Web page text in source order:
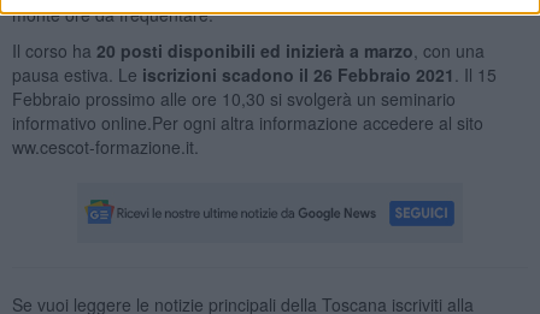
monte ore da frequentare.
Il corso ha 20 posti disponibili ed inizierà a marzo , con una
pausa estiva. Le iscrizioni scadono il 26 Febbraio 2021 . Il 15
Febbraio prossimo alle ore 10,30 si svolgerà un seminario
informativo online.Per ogni altra informazione accedere al sito
ww.cescot-formazione.it.
Se vuoi leggere le notizie principali della Toscana iscriviti alla